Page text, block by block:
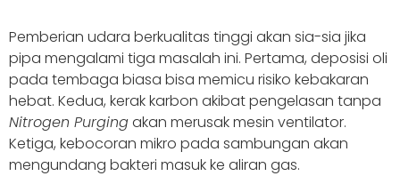
Pemberian udara berkualitas tinggi akan sia-sia jika
pipa mengalami tiga masalah ini. Pertama, deposisi oli
pada tembaga biasa bisa memicu risiko kebakaran
hebat. Kedua, kerak karbon akibat pengelasan tanpa
Nitrogen Purgingakan merusak mesin ventilator.
Ketiga, kebocoran mikro pada sambungan akan
mengundang bakteri masuk ke aliran gas.